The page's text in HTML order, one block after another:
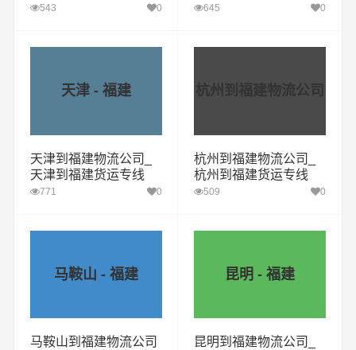
543 0 645 0
天津 - 福建
天津到福建物流公司_
天津到福建货运专线
771 0
杭州到福建物流公司
杭州到福建物流公司_
杭州到福建货运专线
509 0
马鞍山 - 福建
马鞍山到福建物流公司
昆明 - 福建
昆明到福建物流公司_